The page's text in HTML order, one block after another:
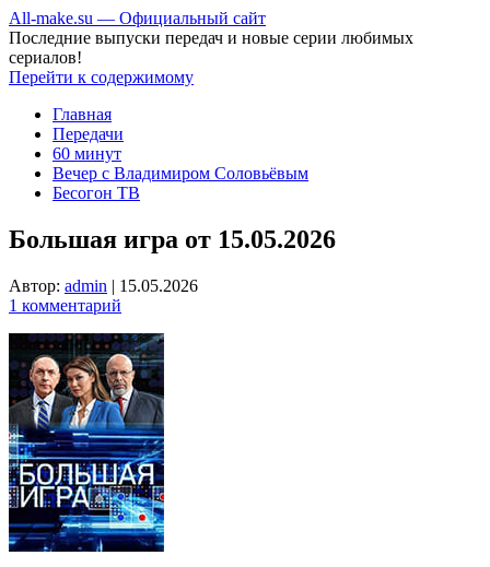
All-make.su — Официальный сайт
Последние выпуски передач и новые серии любимых
сериалов!
Перейти к содержимому
Главная
Передачи
60 минут
Вечер с Владимиром Соловьёвым
Бесогон ТВ
Большая игра от 15.05.2026
Автор: admin | 15.05.2026
1 комментарий